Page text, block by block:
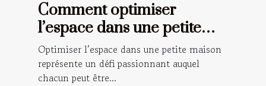
Comment optimiser
l’espace dans une petite
maison ?
Optimiser l’espace dans une petite maison
représente un défi passionnant auquel
chacun peut être...